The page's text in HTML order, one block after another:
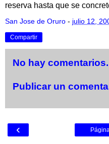
reserva hasta que se
San Jose de Oruro - julio 12,
Compartir
No hay
Publicar un
‹